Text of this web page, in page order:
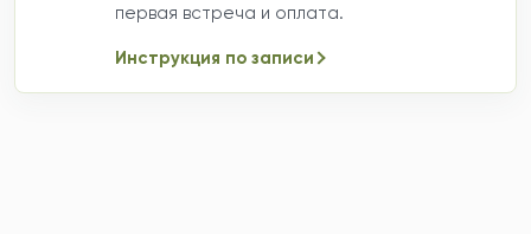
первая встреча и оплата.
Инструкция по записи